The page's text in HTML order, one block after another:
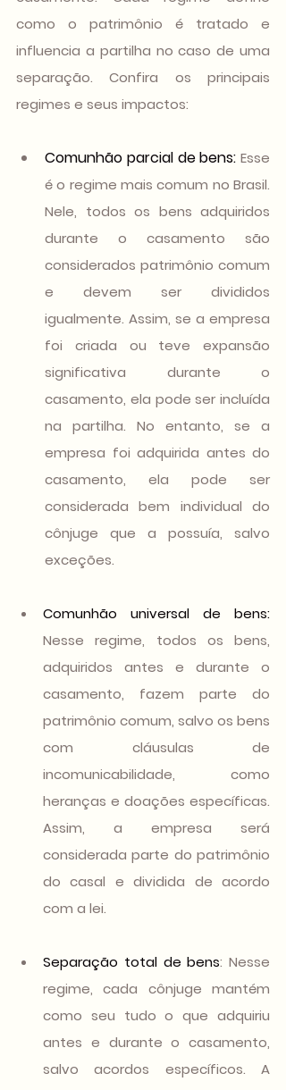
como o patrimônio é tratado e
influencia a partilha no caso de uma
separação. Confira os principais
regimes e seus impactos:
Comunhão parcial de bens: Esse
é o regime mais comum no Brasil.
Nele, todos os bens adquiridos
durante o casamento são
considerados patrimônio comum
e devem ser divididos
igualmente. Assim, se a empresa
foi criada ou teve expansão
significativa durante o
casamento, ela pode ser incluída
na partilha. No entanto, se a
empresa foi adquirida antes do
casamento, ela pode ser
considerada bem individual do
cônjuge que a possuía, salvo
exceções.
Comunhão universal de bens:
Nesse regime, todos os bens,
adquiridos antes e durante o
casamento, fazem parte do
patrimônio comum, salvo os bens
com cláusulas de
incomunicabilidade, como
heranças e doações específicas.
Assim, a empresa será
considerada parte do patrimônio
do casal e dividida de acordo
com a lei.
Separação total de bens: Nesse
regime, cada cônjuge mantém
como seu tudo o que adquiriu
antes e durante o casamento,
salvo acordos específicos. A